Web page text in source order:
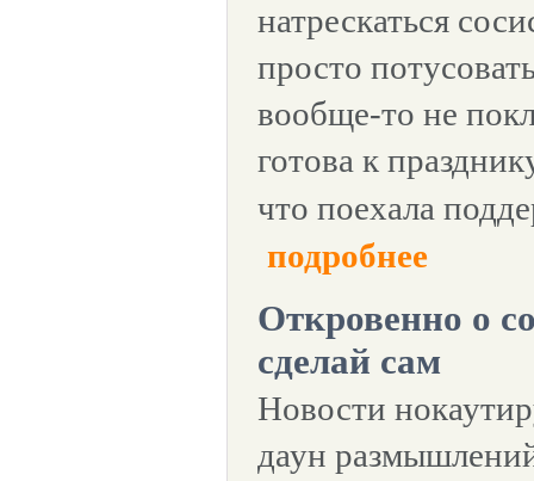
натрескаться
просто
вообще-то не
готова к
что поехала
подробнее
Откровенно о
сделай сам
Новости
даун